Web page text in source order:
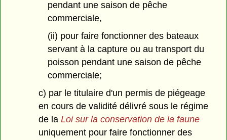
pendant une saison de pêche
commerciale,
(ii) pour faire fonctionner des bateaux
servant à la capture ou au transport du
poisson pendant une saison de pêche
commerciale;
c) par le titulaire d'un permis de piégeage
en cours de validité délivré sous le régime
de laLoi sur la conservation de la faune
uniquement pour faire fonctionner des